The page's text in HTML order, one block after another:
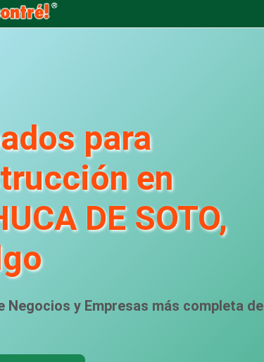
para
en
DE SOTO,
Negocios y Empresas más completa de